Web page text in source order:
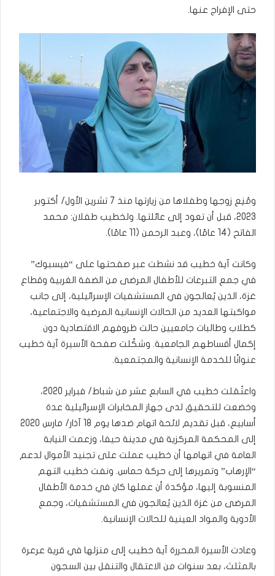
حتى الإفراج عنها.
ومُنِع زوجها وطفلاها من زيارتها منذ 7 تشرين الأول/ أكتوبر
2023، قبل أن تعود إلى عائلتها. ولخطيب طفلان: محمد
الفاتح (14 عامًا)، وعبد الرحمن (11 عامًا).
وكانت آية خطيب قد نشطت عبر صفحتها على “فيسبوك”
في جمع التبرعات للأطفال المرضى من الضفة الغربية وقطاع
غزة، الذين يُعالجون في المستشفيات الإسرائيلية، إلى جانب
مواكبتها العديد من الحالات الإنسانية المرضية والاجتماعية،
كطلاب وطالبات جامعيين حالت ظروفهم الاقتصادية دون
إكمال أقساطهم الجامعية. وشكّلت صفحة الأسيرة آية خطيب
عنوانًا للخدمة الإنسانية والمجتمعية.
واعتُقلت خطيب في السابع عشر من شباط/ فبراير 2020،
وخضعت للتحقيق لدى جهاز المخابرات الإسرائيلية عدة
أسابيع، قبل تقديم لائحة اتهام ضدها يوم 18 آذار/ مارس 2020
إلى المحكمة المركزية في مدينة حيفا، وزعمت النيابة
العامة في اتهامها أن خطيب عملت على تجنيد الأموال لدعم
“الإرهاب” وتمريرها إلى حركة حماس. ونفت خطيب التهم
المنسوبة إليها، مؤكدة أن عملها كان في خدمة الأطفال
المرضى من غزة الذين يُعالجون في المستشفيات، وجمع
الأدوية والمواد العينية للحالات الإنسانية.
وعادت الأسيرة المحررة آية خطيب إلى منزلها في قرية عرعرة
بالمثلث، بعد سنوات من الاعتقال والتنقل بين السجون